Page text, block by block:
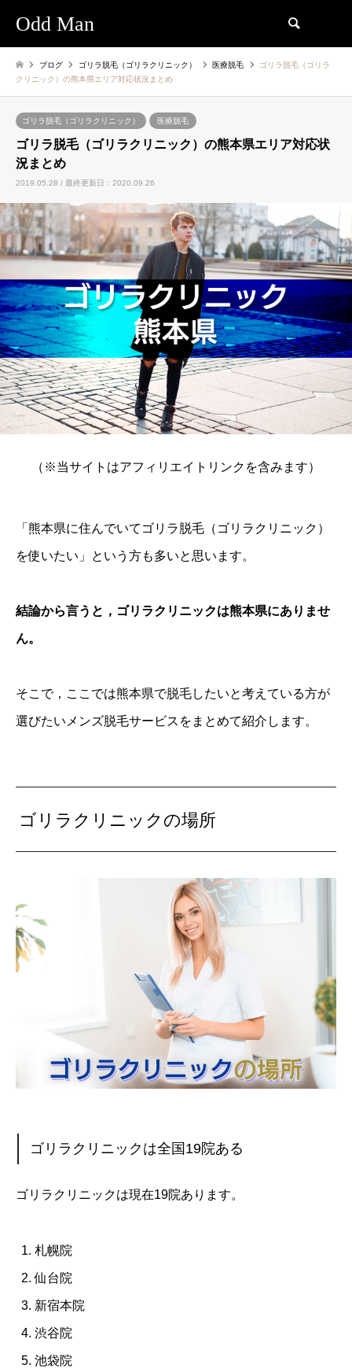
Odd Man
ブログ ゴリラ脱毛（ゴリラクリニック） 医療脱毛
ゴリラ脱毛（ゴリラ
クリニック）の熊本県エリア対応状況まとめ
ゴリラ脱毛（ゴリラクリニック） 医療脱毛
ゴリラ脱毛（ゴリラクリニック）の熊本県エリア対応状
況まとめ
2019.05.28 / 最終更新日：2020.09.26
（※当サイトはアフィリエイトリンクを含みます）
「熊本県に住んでいてゴリラ脱毛（ゴリラクリニック）
を使いたい」という方も多いと思います。
結論から言うと，ゴリラクリニックは熊本県にありませ
ん。
そこで，ここでは熊本県で脱毛したいと考えている方が
選びたいメンズ脱毛サービスをまとめて紹介します。
ゴリラクリニックの場所
ゴリラクリニックは全国19院ある
ゴリラクリニックは現在19院あります。
札幌院
仙台院
新宿本院
渋谷院
池袋院